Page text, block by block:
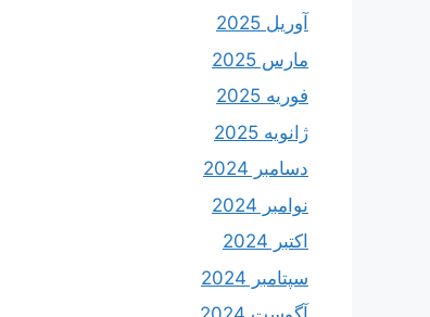
آوریل 2025
مارس 2025
فوریه 2025
ژانویه 2025
دسامبر 2024
نوامبر 2024
اکتبر 2024
سپتامبر 2024